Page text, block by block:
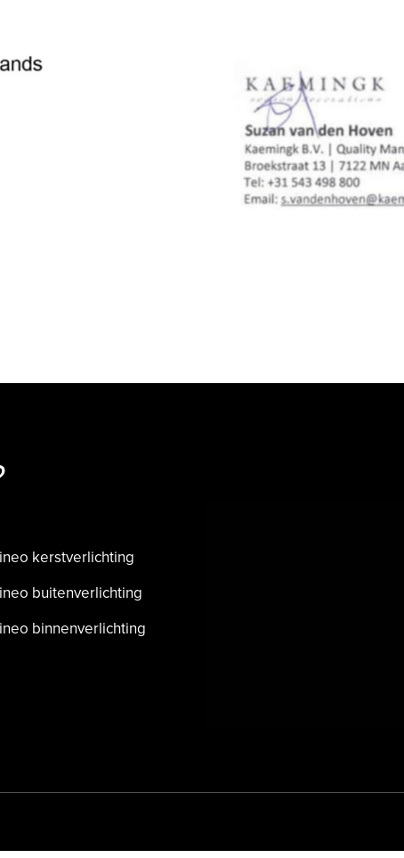
kerstverlichting
buitenverlichting
binnenverlichting